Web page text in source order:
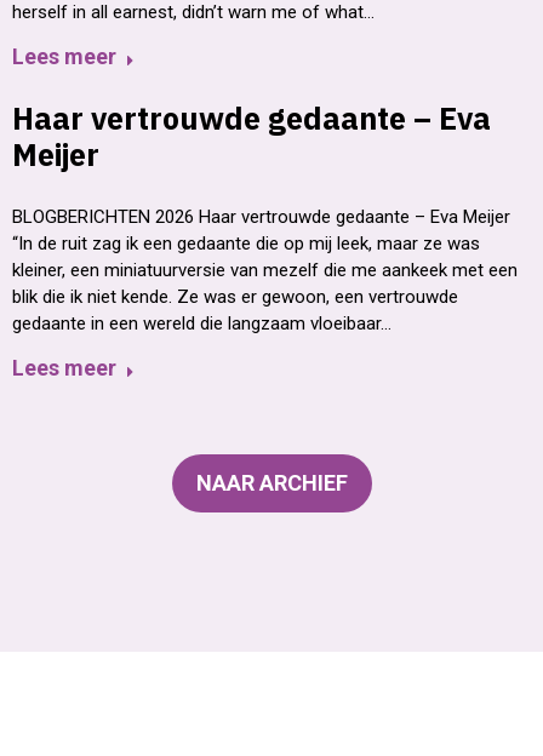
herself in all earnest, didn’t warn me of what…
Lees meer
Haar vertrouwde gedaante – Eva
Meijer
BLOGBERICHTEN 2026 Haar vertrouwde gedaante – Eva Meijer
“In de ruit zag ik een gedaante die op mij leek, maar ze was
kleiner, een miniatuurversie van mezelf die me aankeek met een
blik die ik niet kende. Ze was er gewoon, een vertrouwde
gedaante in een wereld die langzaam vloeibaar…
Lees meer
NAAR ARCHIEF